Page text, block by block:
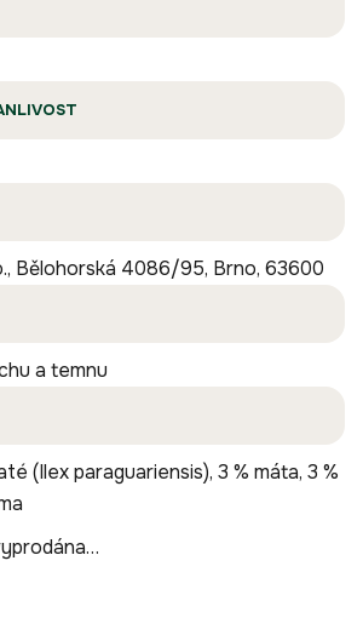
Bělohorská 4086/95, Brno, 63600
a temnu
(Ilex paraguariensis), 3 % máta, 3 %